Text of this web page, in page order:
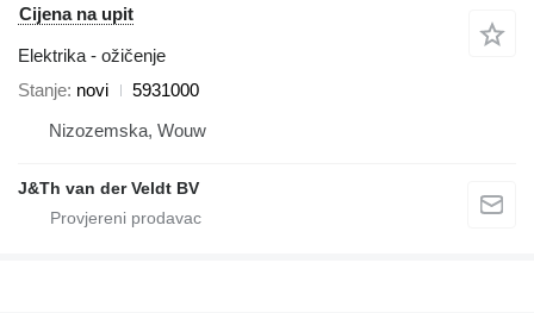
Cijena na upit
Elektrika - ožičenje
Stanje novi
5931000
Nizozemska, Wouw
J&Th van der Veldt BV